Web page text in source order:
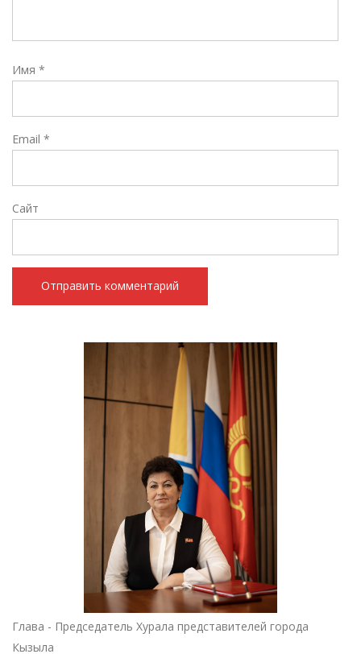
Имя *
Email *
Сайт
Глава - Председатель Хурала представителей города
Кызыла